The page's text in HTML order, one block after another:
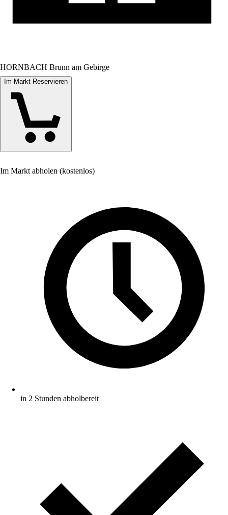
HORNBACH Brunn am Gebirge
Im Markt Reservieren
Im Markt abholen (kostenlos)
in 2 Stunden abholbereit